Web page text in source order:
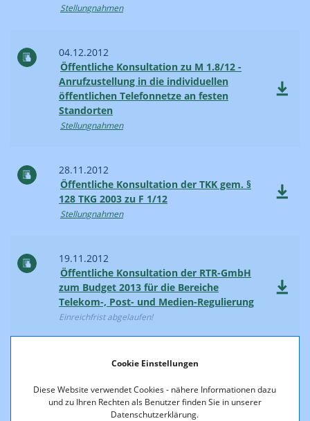
Cookie Einstellungen
Diese Website verwendet Cookies - nähere Informationen dazu
und zu Ihren Rechten als Benutzer finden Sie in unserer
Datenschutzerklärung.
Stellungnahmen
04.12.2012
Öffentliche Konsultation zu M 1.8/12 -
Anrufzustellung in die individuellen
öffentlichen Telefonnetze an festen
Standorten
Stellungnahmen
28.11.2012
Öffentliche Konsultation der TKK gem. §
128 TKG 2003 zu F 1/12
Stellungnahmen
19.11.2012
Öffentliche Konsultation der RTR-GmbH
zum Budget 2013 für die Bereiche
Telekom-, Post- und Medien-Regulierung
Einreichfrist abgelaufen!
zum Frequenzbereich 450 MHz
Stellungnahmen